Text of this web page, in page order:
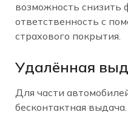
возможность снизить
ответственность с
страхового покрытия.
Удалённая
Для части
бесконтактная